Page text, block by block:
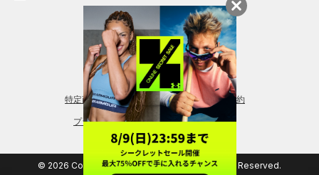
レギンス＆タイツ
特定商取引法に基づく通販の表記 会員規約
プライバシーポリシー
© 2026 Copyright DOME Corporation. All Rights Reserved.